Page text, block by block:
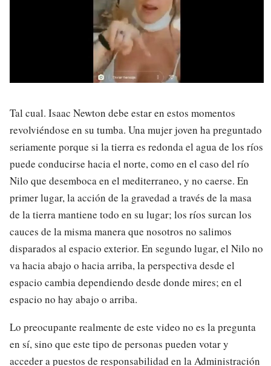
Tal cual. Isaac Newton debe estar en estos momentos
revolviéndose en su tumba. Una mujer joven ha preguntado
seriamente porque si la tierra es redonda el agua de los ríos
puede conducirse hacia el norte, como en el caso del río
Nilo que desemboca en el mediterraneo, y no caerse. En
primer lugar, la acción de la gravedad a través de la masa
de la tierra mantiene todo en su lugar; los ríos surcan los
cauces de la misma manera que nosotros no salimos
disparados al espacio exterior. En segundo lugar, el Nilo no
va hacia abajo o hacia arriba, la perspectiva desde el
espacio cambia dependiendo desde donde mires; en el
espacio no hay abajo o arriba.
Lo preocupante realmente de este video no es la pregunta
en sí, sino que este tipo de personas pueden votar y
acceder a puestos de responsabilidad en la Administración